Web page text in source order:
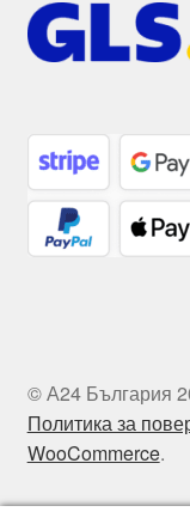
© А24 България
Политика за
WooCommerce.